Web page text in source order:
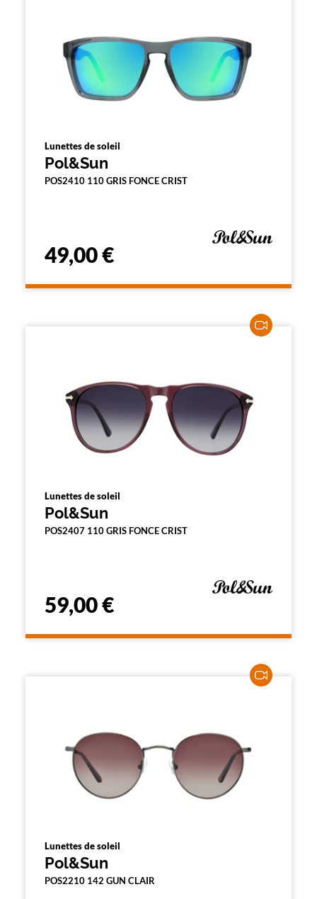
Lunettes de soleil
Pol&Sun
POS2410 110 GRIS FONCE CRIST
49,00 €
Lunettes de soleil
Pol&Sun
POS2407 110 GRIS FONCE CRIST
59,00 €
Lunettes de soleil
Pol&Sun
POS2210 142 GUN CLAIR